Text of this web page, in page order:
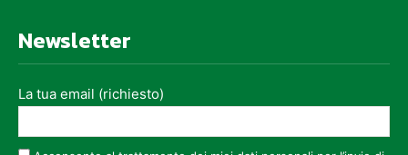
Newsletter
La tua email (richiesto)